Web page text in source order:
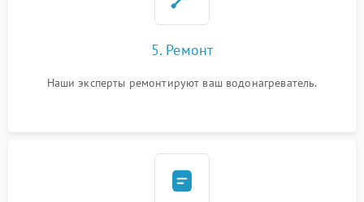
5. Ремонт
Наши эксперты ремонтируют ваш водонагреватель.